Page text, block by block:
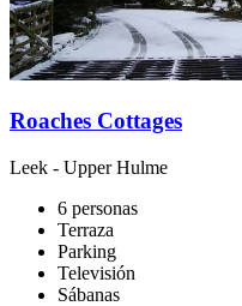
Roaches Cottages
Leek - Upper Hulme
6 personas
Terraza
Parking
Televisión
Sábanas